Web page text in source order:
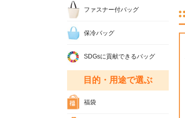
ファスナー付バッグ
保冷バッグ
SDGsに貢献できるバッグ
目的・用途で選ぶ
福袋